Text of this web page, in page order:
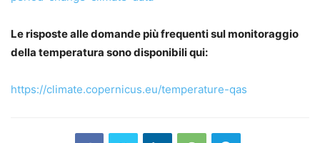
Le risposte alle domande più frequenti sul monitoraggio
della temperatura sono disponibili qui:
https://climate.copernicus.eu/temperature-qas